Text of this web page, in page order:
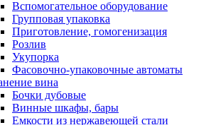
Вспомогательное оборудование
Групповая упаковка
Приготовление, гомогенизация
Розлив
Укупорка
Фасовочно-упаковочные автоматы
вина
Бочки дубовые
Винные шкафы, бары
Емкости из нержавеющей стали